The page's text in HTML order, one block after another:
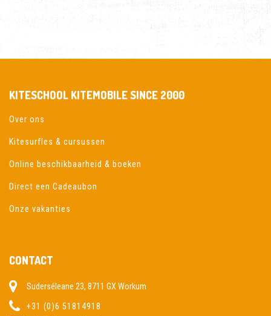
KITESCHOOL KITEMOBILE SINCE 2000
Over ons
Kitesurfles & cursussen
Online beschikbaarheid & boeken
Direct een Cadeaubon
Onze vakanties
CONTACT
Suderséleane 23, 8711 GX Workum
+31 (0)6 51814918